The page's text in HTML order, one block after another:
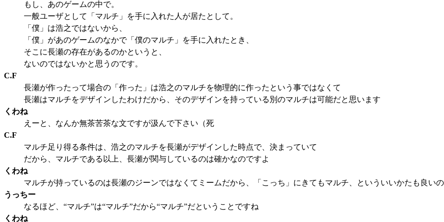
もし、あのゲームの中で。
一般ユーザとして「マルチ」を手に入れた人が居たとして。
「僕」は浩之ではないから、
「僕」があのゲームのなかで「僕のマルチ」を手に入れたとき、
そこに長瀬の存在があるのかというと、
ないのではないかと思うのです。
C.F
長瀬が作ったって場合の「作った」は浩之のマルチを物理的に作ったという事ではなくて
長瀬はマルチをデザインしたわけだから、そのデザインを持っている別のマルチは可能だと思います
くわね
えーと、なんか無茶苦茶な文ですが汲んで下さい（死
C.F
マルチ足り得る条件は、浩之のマルチを長瀬がデザインした時点で、決まっていて
だから、マルチである以上、長瀬が関与しているのは確かなのですよ
くわね
マルチが持っているのは長瀬のジーンではなくてミームだから、「こっち」にきてもマルチ、といういいかたも良い
うっちー
なるほど、“マルチ”は“マルチ”だから“マルチ”だということですね
くわね